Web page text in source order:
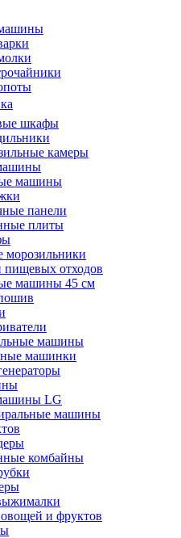
шкафы
камеры
машины
панели
плиты
морозильники
пищевых отходов
машины 45 см
машины
машинки
LG
машины
комбайны
и фруктов